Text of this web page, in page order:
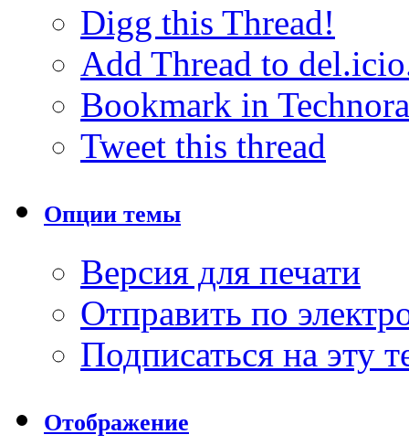
Digg this Thread!
Add Thread to
Bookmark in
Tweet this thread
Опции темы
Версия для печати
Отправить по
Подписаться на эту
Отображение